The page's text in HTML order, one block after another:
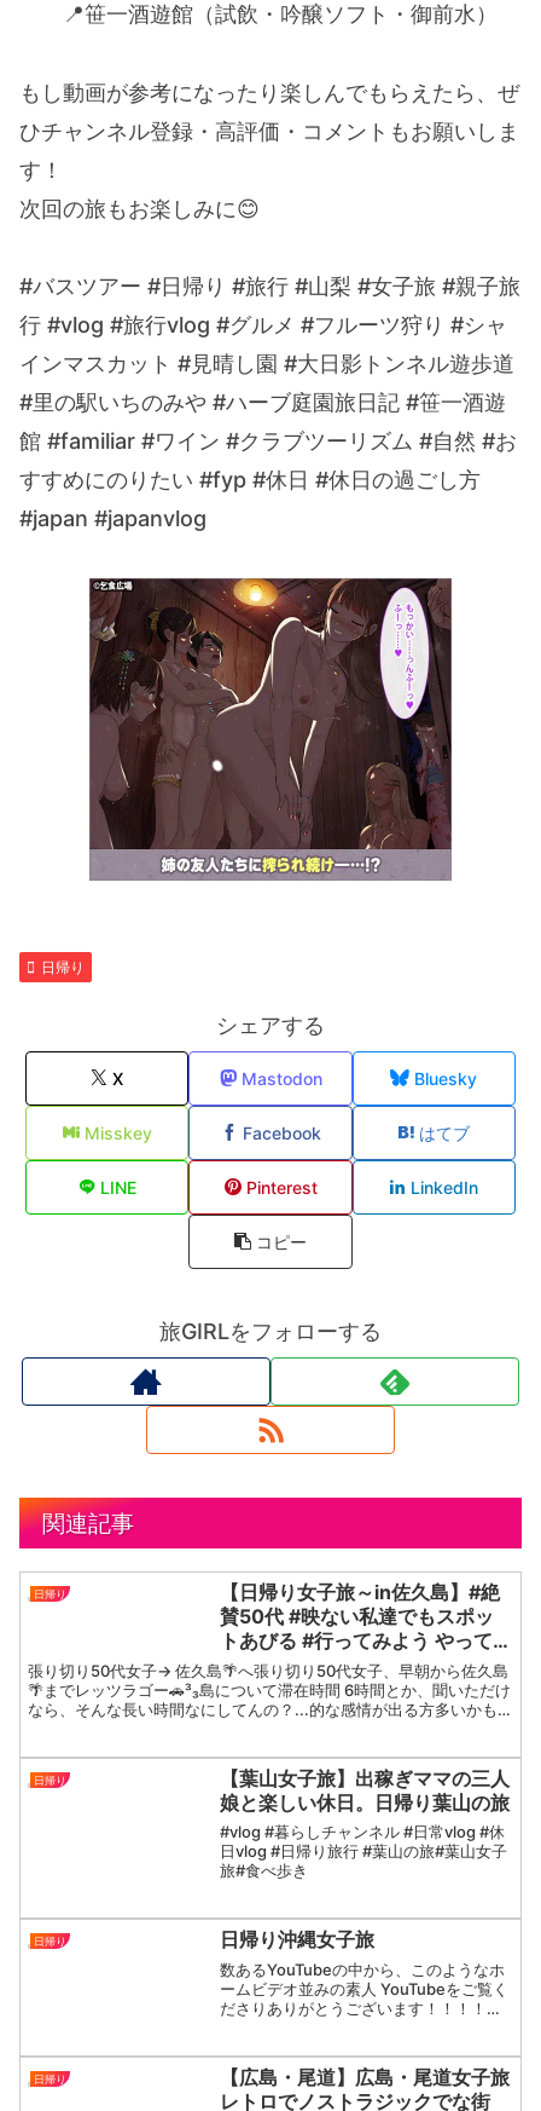
📍笹一酒遊館（試飲・吟醸ソフト・御前水）
もし動画が参考になったり楽しんでもらえたら、ぜ
ひチャンネル登録・高評価・コメントもお願いしま
す！
次回の旅もお楽しみに😊
#バスツアー #日帰り #旅行 #山梨 #女子旅 #親子旅
行 #vlog #旅行vlog #グルメ #フルーツ狩り #シャ
インマスカット #見晴し園 #大日影トンネル遊歩道
#里の駅いちのみや #ハーブ庭園旅日記 #笹一酒遊
館 #familiar #ワイン #クラブツーリズム #自然 #お
すすめにのりたい #fyp #休日 #休日の過ごし方
#japan #japanvlog
日帰り
シェアする
X Mastodon Bluesky
Misskey Facebook はてブ
LINE Pinterest LinkedIn
コピー
旅GIRLをフォローする
関連記事
日帰り
【日帰り女子旅～in佐久島】#絶
賛50代 #映ない私達でもスポッ
トあびる #行ってみよう やってみ
よう ♡
張り切り50代女子→ 佐久島🌴へ張り切り50代女子、早朝から佐久島
🌴までレッツラゴー🚗³₃島について滞在時間 6時間とか、聞いただけ
なら、そんな長い時間なにしてんの？...的な感情が出る方多いかも
日帰り
【葉山女子旅】出稼ぎママの三人
娘と楽しい休日。日帰り葉山の旅
#vlog #暮らしチャンネル #日常vlog #休
日vlog #日帰り旅行 #葉山の旅#葉山女子
旅#食べ歩き
日帰り 日帰り沖縄女子旅
数あるYouTubeの中から、このようなホ
ームビデオ並みの素人 YouTubeをご覧く
ださりありがとうございます！！！！今
NAMI サン初登場です！愛知県は日本の
真ん...
日帰り
【広島・尾道】広島・尾道女子旅
レトロでノストラジックでな街